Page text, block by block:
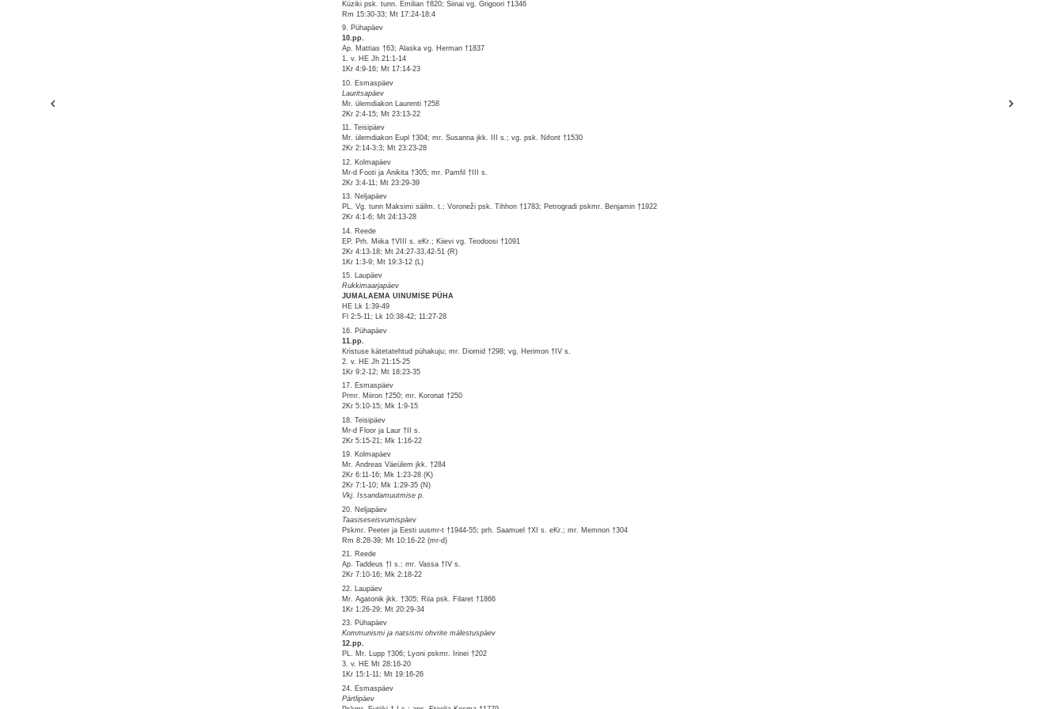
Küziki psk. tunn. Emilian †820; Siinai vg. Grigoori †1346
Rm 15:30-33; Mt 17:24-18:4
9. Pühapäev
10.pp.
Ap. Mattias †63; Alaska vg. Herman †1837
1. v. HE Jh 21:1-14
1Kr 4:9-16; Mt 17:14-23
10. Esmaspäev
Lauritsapäev
Mr. ülemdiakon Laurenti †258
2Kr 2:4-15; Mt 23:13-22
11. Teisipäev
Mr. ülemdiakon Eupl †304; mr. Susanna jkk. III s.; vg. psk. Nifont †1530
2Kr 2:14-3:3; Mt 23:23-28
12. Kolmapäev
Mr-d Footi ja Anikita †305; mr. Pamfil †III s.
2Kr 3:4-11; Mt 23:29-39
13. Neljapäev
PL. Vg. tunn Maksimi säilm. t.; Voroneži psk. Tihhon †1783; Petrogradi pskmr. Benjamin †1922
2Kr 4:1-6; Mt 24:13-28
14. Reede
EP. Prh. Miika †VIII s. eKr.; Kiievi vg. Teodoosi †1091
2Kr 4:13-18; Mt 24:27-33,42-51 (R)
1Kr 1:3-9; Mt 19:3-12 (L)
15. Laupäev
Rukkimaarjapäev
JUMALAEMA UINUMISE PÜHA
HE Lk 1:39-49
Fl 2:5-11; Lk 10:38-42; 11:27-28
16. Pühapäev
11.pp.
Kristuse kätetatehtud pühakuju; mr. Diomid †298; vg. Herimon †IV s.
2. v. HE Jh 21:15-25
1Kr 9:2-12; Mt 18:23-35
17. Esmaspäev
Prmr. Miiron †250; mr. Koronat †250
2Kr 5:10-15; Mk 1:9-15
18. Teisipäev
Mr-d Floor ja Laur †II s.
2Kr 5:15-21; Mk 1:16-22
19. Kolmapäev
Mr. Andreas Väeülem jkk. †284
2Kr 6:11-16; Mk 1:23-28 (K)
2Kr 7:1-10; Mk 1:29-35 (N)
Vkj. Issandamuutmise p.
20. Neljapäev
Taasiseseisvumispäev
Pskmr. Peeter ja Eesti uusmr-t †1944-55; prh. Saamuel †XI s. eKr.; mr. Memnon †304
Rm 8:28-39; Mt 10:16-22 (mr-d)
21. Reede
Ap. Taddeus †I s.; mr. Vassa †IV s.
2Kr 7:10-16; Mk 2:18-22
22. Laupäev
Mr. Agatonik jkk. †305; Riia psk. Filaret †1866
1Kr 1:26-29; Mt 20:29-34
23. Pühapäev
Kommunismi ja natsismi ohvrite mälestuspäev
12.pp.
PL. Mr. Lupp †306; Lyoni pskmr. Irinei †202
3. v. HE Mt 28:16-20
1Kr 15:1-11; Mt 19:16-26
24. Esmaspäev
Pärtlipäev